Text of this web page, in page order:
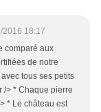
2016 18:17
comparé aux
de notre
tous ses petits
/> * Chaque pierre
* Le château est